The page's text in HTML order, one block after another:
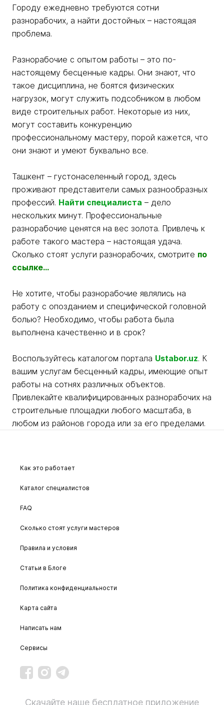
Городу ежедневно требуются сотни
разнорабочих, а найти достойных – настоящая
проблема.
Разнорабочие с опытом работы – это по-
настоящему бесценные кадры. Они знают, что
такое дисциплина, не боятся физических
нагрузок, могут служить подсобником в любом
виде строительных работ. Некоторые из них,
могут составить конкуренцию
профессиональному мастеру, порой кажется, что
они знают и умеют буквально все.
Ташкент – густонаселенный город, здесь
проживают представители самых разнообразных
профессий. Найти специалиста – дело
нескольких минут. Профессиональные
разнорабочие ценятся на вес золота. Привлечь к
работе такого мастера – настоящая удача.
Сколько стоят услуги разнорабочих, смотрите по
ссылке...
Не хотите, чтобы разнорабочие являлись на
работу с опозданием и специфической головной
болью? Необходимо, чтобы работа была
выполнена качественно и в срок?
Воспользуйтесь каталогом портала Ustabor.uz. К
вашим услугам бесценный кадры, имеющие опыт
работы на сотнях различных объектов.
Привлекайте квалифицированных разнорабочих на
строительные площадки любого масштаба, в
любом из районов города или за его пределами.
Как это работает
Каталог специалистов
FAQ
Сколько стоят услуги мастеров
Правила и условия
Статьи в Блоге
Политика конфиденциальности
Карта сайта
Написать нам
Сервисы
Скачайте наше бесплатное приложение